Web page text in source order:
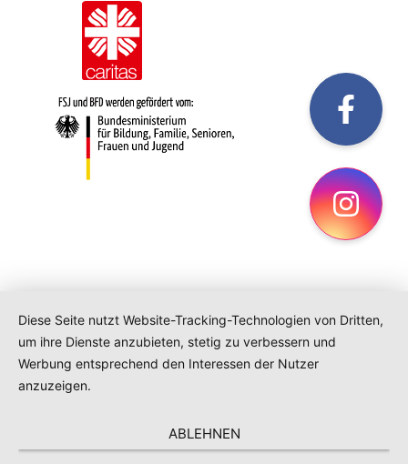
Diese Seite nutzt Website-Tracking-Technologien von Dritten,
um ihre Dienste anzubieten, stetig zu verbessern und
Werbung entsprechend den Interessen der Nutzer
anzuzeigen.
ABLEHNEN